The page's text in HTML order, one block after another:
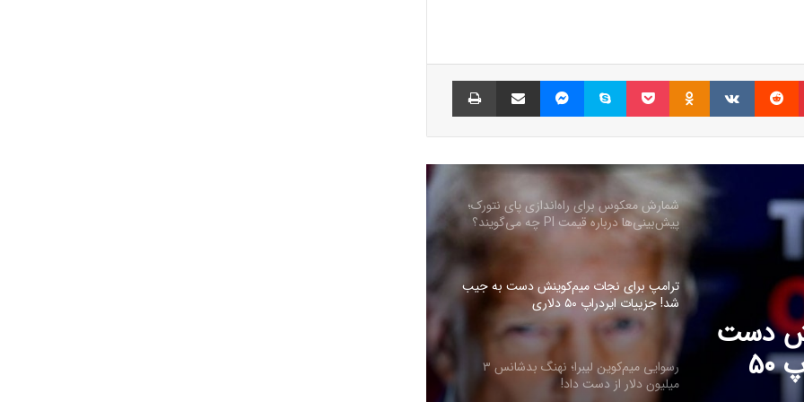
پینتریست Reddit
VKontakte
Odnoklassniki پاکت اسکایپ مسنجر اشتراک گذاری با ایمیل
دست
نشانه‌ای از تغییر روند قیمت ADA؟
پیش‌بینی‌ها درباره قیمت PI چه می‌گویند؟
ترامپ برای نجات میم‌کوینش دست به جیب
شد! جزییات ایردراپ ۵۰ دلاری
رسوایی میم‌کوین لیبرا؛ نهنگ بدشانس ۳
میلیون دلار از دست داد!
رکود کم‌سابقه در بازار بیت‌کوین؛ حرکت بعدی
قیمت همه را غافلگیر خواهد کرد!